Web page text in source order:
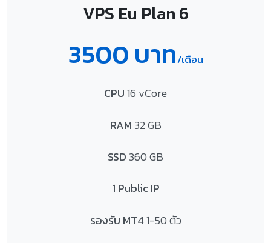
VPS Eu Plan 6
3500 บาท/เดือน
CPU16 vCore
RAM 32 GB
SSD 360 GB
1 Public IP
รองรับ MT41-50 ตัว